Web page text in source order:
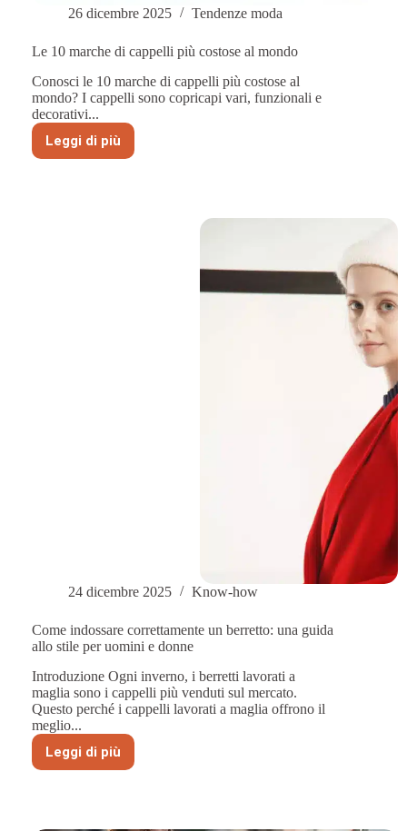
26 dicembre 2025 Tendenze moda
Le 10 marche di cappelli più costose al mondo
Conosci le 10 marche di cappelli più costose al
mondo? I cappelli sono copricapi vari, funzionali e
decorativi...
Leggi di più
Le
10
24 dicembre 2025 Know-how
Come indossare correttamente un berretto: una guida
allo stile per uomini e donne
Introduzione Ogni inverno, i berretti lavorati a
maglia sono i cappelli più venduti sul mercato.
Questo perché i cappelli lavorati a maglia offrono il
meglio...
Leggi di più
Come
indossare